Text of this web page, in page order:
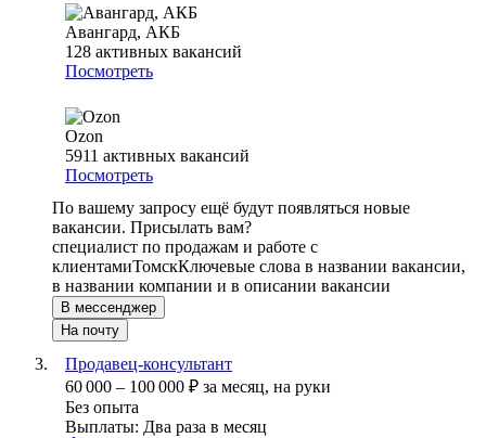
Авангард, АКБ
128 активных вакансий
Посмотреть
Ozon
5911 активных вакансий
Посмотреть
По вашему запросу ещё будут появляться новые
вакансии. Присылать вам?
специалист по продажам и работе с
клиентамиТомскКлючевые слова в названии вакансии,
в названии компании и в описании вакансии
В мессенджер
На почту
Продавец-консультант
60 000 – 100 000 ₽ за месяц, на руки
Без опыта
Выплаты: Два раза в месяц